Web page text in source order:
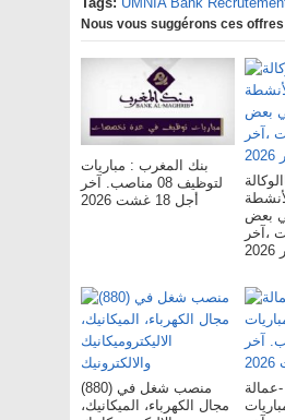
Nous vous suggérons ces offres
بنك المغرب : مباريات
لتوظيف 08 مناصب. آخر
أجل 18 غشت 2026
بعض
،آخر
(880) منصب شغل في
مجال الكهرباء، الميكانيك،
-عمالة